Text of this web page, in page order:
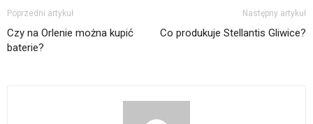
Poprzedni artykuł
Czy na Orlenie można kupić
baterie?
Następny artykuł
Co produkuje Stellantis Gliwice?